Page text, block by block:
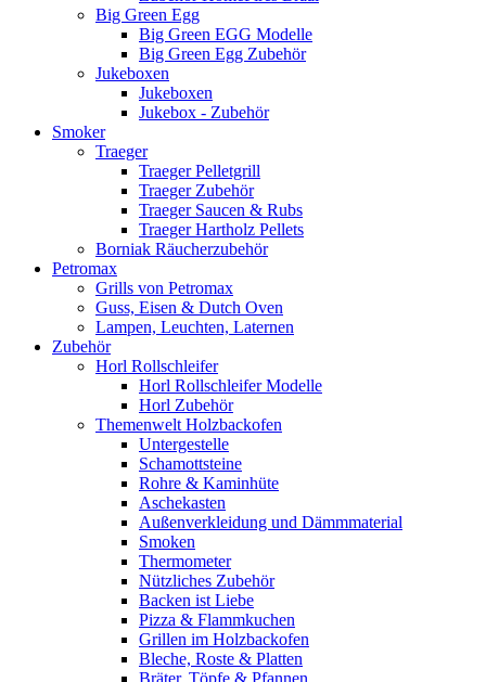
Big Green Egg
Big Green EGG Modelle
Big Green Egg Zubehör
Jukeboxen
Jukeboxen
Jukebox - Zubehör
Smoker
Traeger
Traeger Pelletgrill
Traeger Zubehör
Traeger Saucen & Rubs
Traeger Hartholz Pellets
Borniak Räucherzubehör
Petromax
Grills von Petromax
Guss, Eisen & Dutch Oven
Lampen, Leuchten, Laternen
Zubehör
Horl Rollschleifer
Horl Rollschleifer Modelle
Horl Zubehör
Themenwelt Holzbackofen
Untergestelle
Schamottsteine
Rohre & Kaminhüte
Aschekasten
Außenverkleidung und Dämmmaterial
Smoken
Thermometer
Nützliches Zubehör
Backen ist Liebe
Pizza & Flammkuchen
Grillen im Holzbackofen
Bleche, Roste & Platten
Bräter, Töpfe & Pfannen